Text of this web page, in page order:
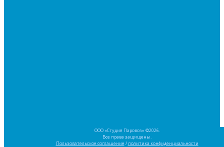
ООО «Студия Паровоз» ©2026.
Все права защищены.
Пользовательское соглашение / политика конфиденциальности